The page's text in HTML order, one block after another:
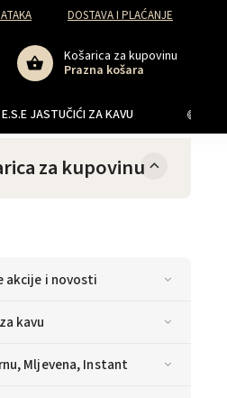
DOSTAVA I PLAĆANJE
Košarica za kupovinu
Prazna košara
E.S.E JASTUČIĆI ZA KAVU
za kupovinu
akcije i novosti
kavu
Mljevena, Instant